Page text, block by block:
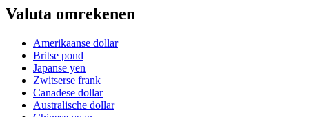
Valuta omrekenen
Amerikaanse dollar
Britse pond
Japanse yen
Zwitserse frank
Canadese dollar
Australische dollar